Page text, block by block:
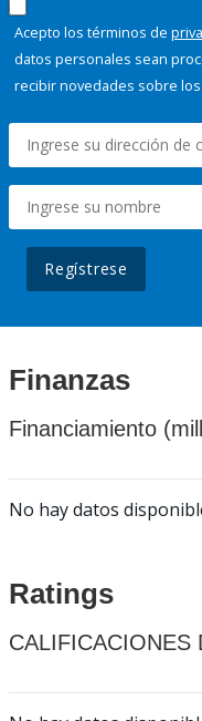
Acepto los términos de
datos personales sean
recibir novedades sobre
Regístrese
Finanzas
Financiamiento
No hay datos
Ratings
CALIFICACIONES